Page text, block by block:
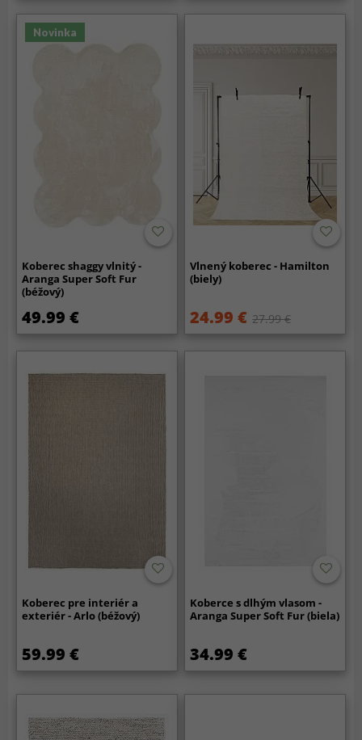
Novinka
Koberec shaggy vlnitý -
Aranga Super Soft Fur
(béžový)
49.99 €
Vlnený koberec - Hamilton
(biely)
24.99 € 27.99 €
Koberec pre interiér a
exteriér - Arlo (béžový)
59.99 €
Koberce s dlhým vlasom -
Aranga Super Soft Fur (biela)
34.99 €